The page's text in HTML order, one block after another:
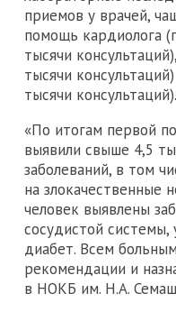
приемов у врачей,
помощь кардиолога
тысячи
тысячи
тысячи консультаций).
«По итогам первой
выявили свыше 4,5
заболеваний, в том
на злокачественные
человек выявлены
сосудистой
диабет. Всем
рекомендации и
в НОКБ им. Н.А.